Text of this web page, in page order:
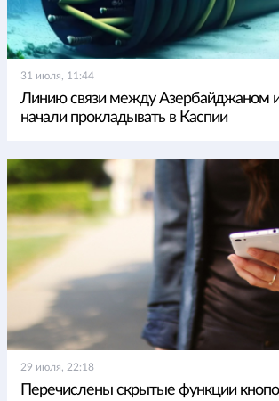
31 июля, 11:44
Линию связи между Азербайджаном
начали прокладывать в Каспии
29 июля, 22:18
Перечислены скрытые функции